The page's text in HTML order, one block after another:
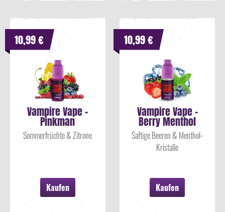
Vampire Vape -
Pinkman
Sommerfrüchte & Zitrone
Kaufen
10,99 €
Vampire Vape -
Berry Menthol
Saftige Beeren & Menthol-
Kristalle
Kaufen
10,99 €